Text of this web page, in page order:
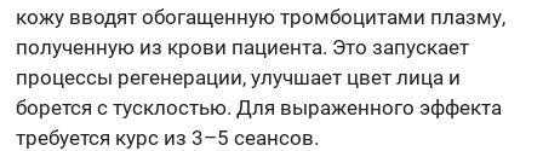
кожу вводят обогащенную тромбоцитами плазму,
полученную из крови пациента. Это запускает
процессы регенерации, улучшает цвет лица и
борется с тусклостью. Для выраженного эффекта
требуется курс из 3–5 сеансов.